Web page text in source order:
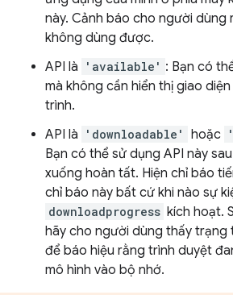
này. Cảnh báo cho người dùng
không dùng được.
API là
'available' : Bạn có
mà không cần hiển thị giao
trình.
API là
'downloadable' hoặc
Bạn có thể sử dụng API này
xuống hoàn tất. Hiện chỉ báo
chỉ báo này bất cứ khi nào sự
downloadprogress kích hoạt.
hãy cho người dùng thấy trạng
để báo hiệu rằng trình duyệt
mô hình vào bộ nhớ.